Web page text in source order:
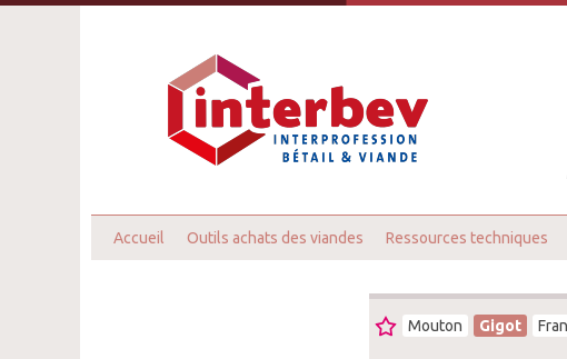
Accueil Outils achats des viandes Ressources techniques
Mouton Gigot